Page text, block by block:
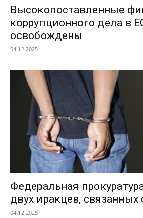
Высокопоставленные
коррупционного дела в
освобождены
04.12.2025
Федеральная
двух иракцев, связанных
04.12.2025